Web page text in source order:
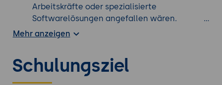
Arbeitskräfte oder spezialisierte
Softwarelösungen angefallen wären.
Verbesserung der Kundenerfahrung
ihre Kunden zu erstellen. Das kann zu einer
verbesserten Kundenerfahrung führen, da
Mehr anzeigen
Schulungsziel